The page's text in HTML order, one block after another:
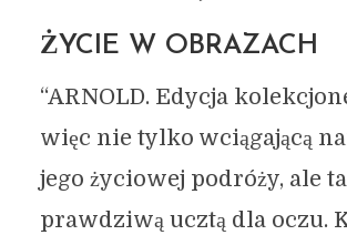
ŻYCIE W OBRAZACH
“ARNOLD. Edycja
więc nie tylko wciągającą
jego życiowej podróży, ale
prawdziwą ucztą dla oczu.